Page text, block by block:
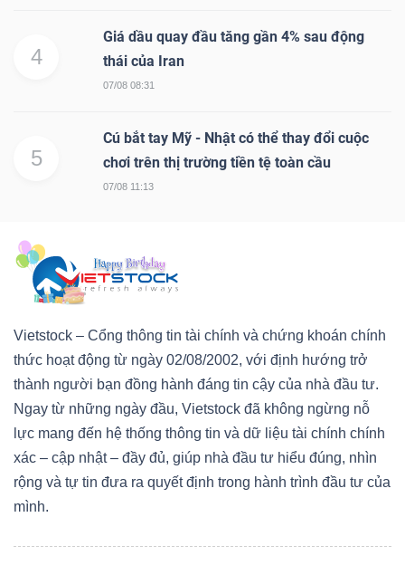
4
Giá dầu quay đầu tăng gần 4% sau động
thái của Iran
07/08 08:31
5
Cú bắt tay Mỹ - Nhật có thể thay đổi cuộc
chơi trên thị trường tiền tệ toàn cầu
07/08 11:13
Vietstock – Cổng thông tin tài chính và chứng khoán chính
thức hoạt động từ ngày 02/08/2002, với định hướng trở
thành người bạn đồng hành đáng tin cậy của nhà đầu tư.
Ngay từ những ngày đầu, Vietstock đã không ngừng nỗ
lực mang đến hệ thống thông tin và dữ liệu tài chính chính
xác – cập nhật – đầy đủ, giúp nhà đầu tư hiểu đúng, nhìn
rộng và tự tin đưa ra quyết định trong hành trình đầu tư của
mình.